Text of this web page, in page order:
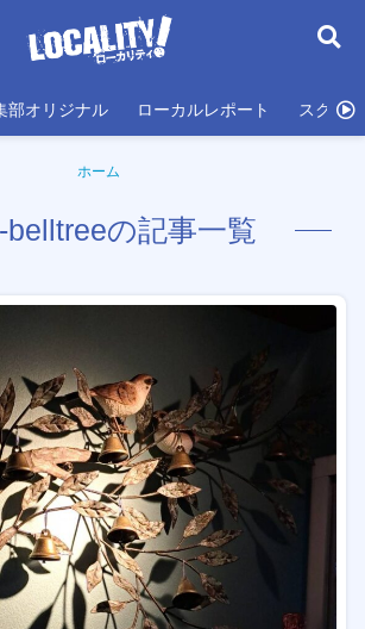
部オリジナル ローカルレポート スクール
ホーム
belltreeの記事一覧